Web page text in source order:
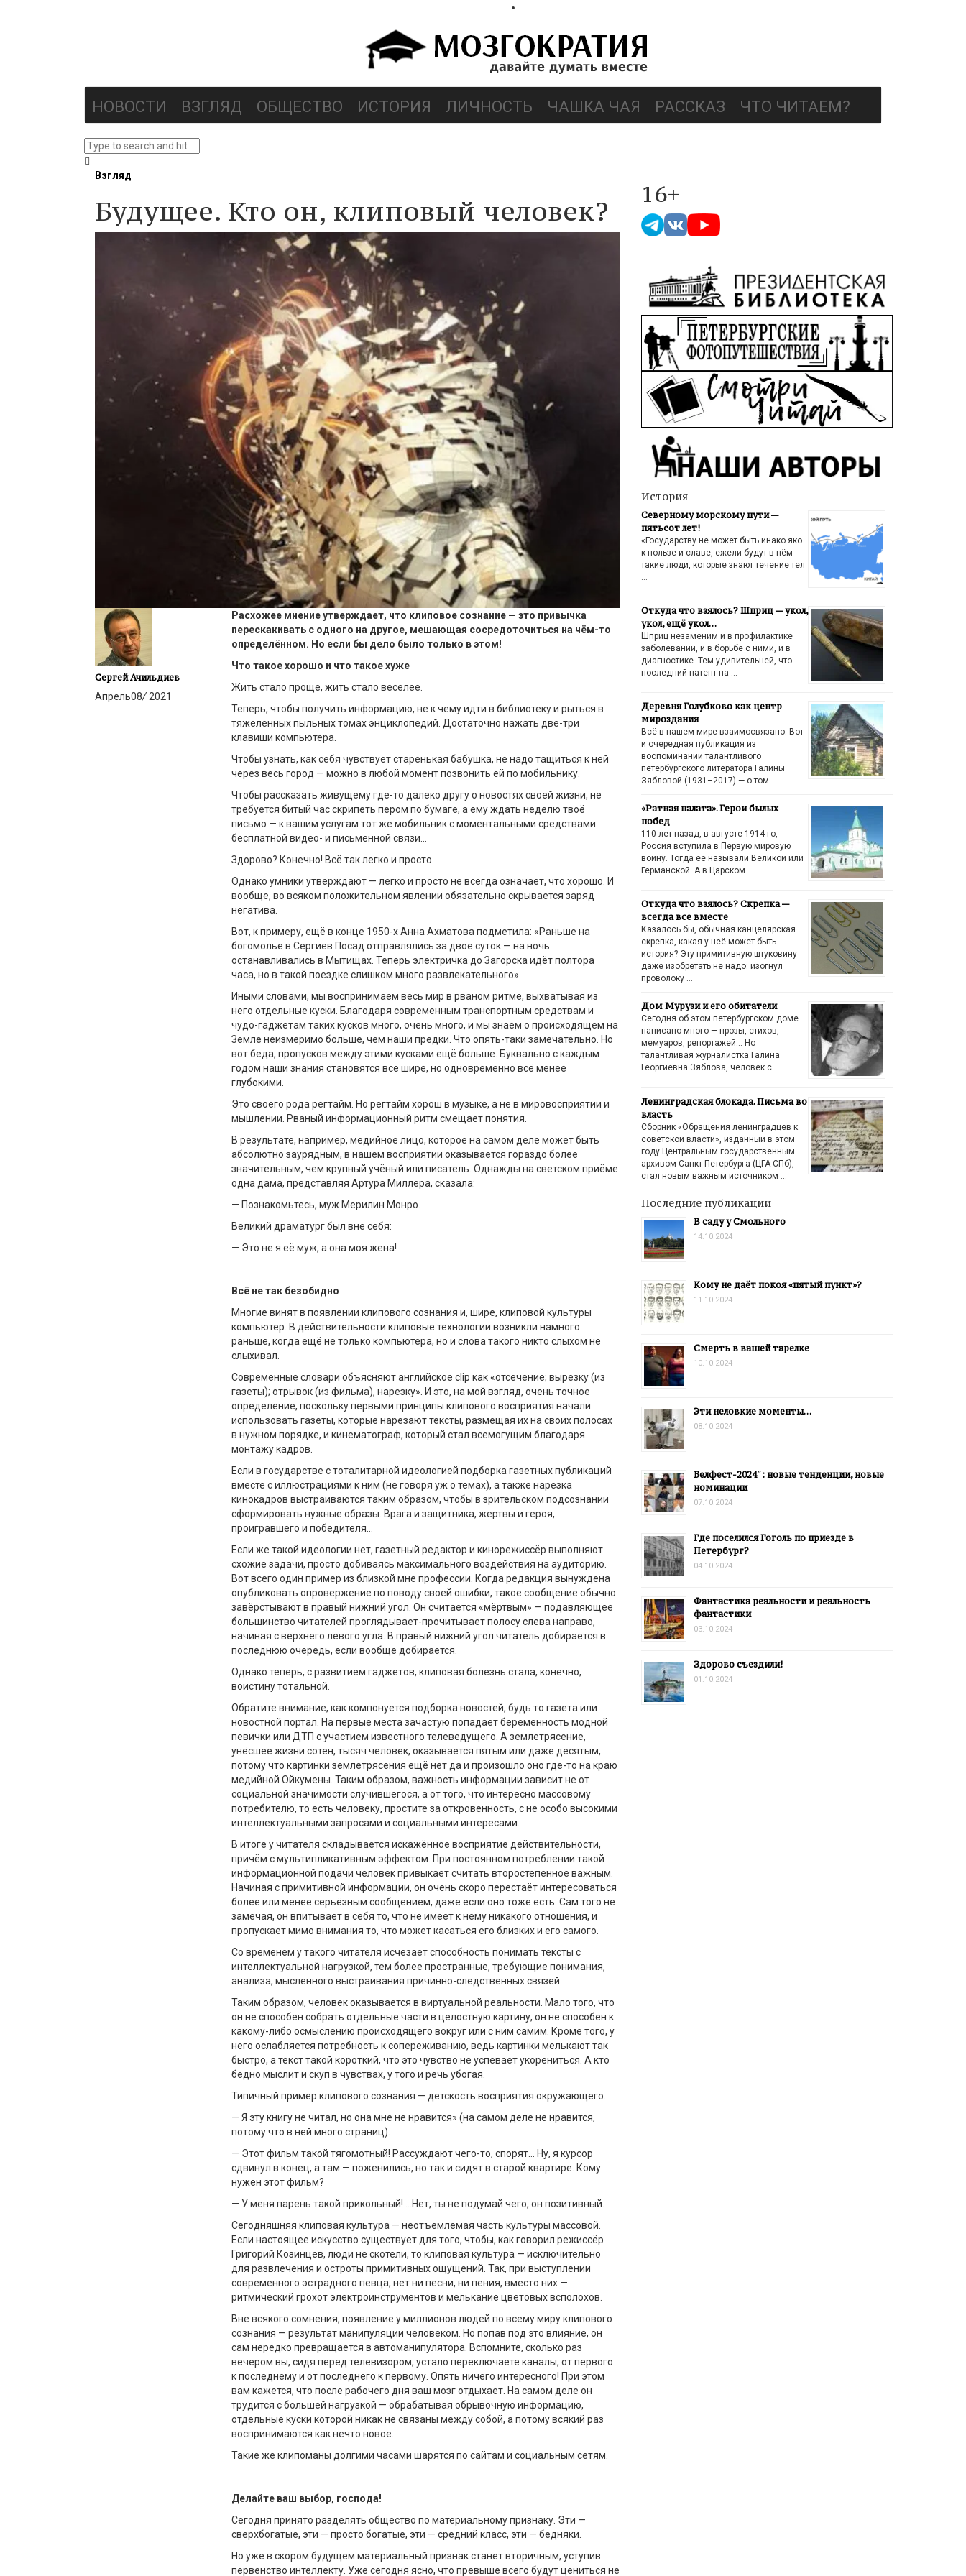
НОВОСТИ ВЗГЛЯД ОБЩЕСТВО ИСТОРИЯ ЛИЧНОСТЬ ЧАШКА ЧАЯ РАССКАЗ ЧТО ЧИТАЕМ?
Взгляд
Будущее. Кто он, клиповый человек?
Сергей Ачильдиев
Апрель08/2021
Расхожее мнение утверждает, что клиповое сознание — это привычка
перескакивать с одного на другое, мешающая сосредоточиться на чём-то
определённом. Но если бы дело было только в этом!
Что такое хорошо и что такое хуже
Жить стало проще, жить стало веселее.
Теперь, чтобы получить информацию, не к чему идти в библиотеку и рыться в
тяжеленных пыльных томах энциклопедий. Достаточно нажать две-три
клавиши компьютера.
Чтобы узнать, как себя чувствует старенькая бабушка, не надо тащиться к ней
через весь город — можно в любой момент позвонить ей по мобильнику.
Чтобы рассказать живущему где-то далеко другу о новостях своей жизни, не
требуется битый час скрипеть пером по бумаге, а ему ждать неделю твоё
письмо — к вашим услугам тот же мобильник с моментальными средствами
бесплатной видео- и письменной связи…
Здорово? Конечно! Всё так легко и просто.
Однако умники утверждают — легко и просто не всегда означает, что хорошо. И
вообще, во всяком положительном явлении обязательно скрывается заряд
негатива.
Вот, к примеру, ещё в конце 1950-х Анна Ахматова подметила: «Раньше на
богомолье в Сергиев Посад отправлялись за двое суток — на ночь
останавливались в Мытищах. Теперь электричка до Загорска идёт полтора
часа, но в такой поездке слишком много развлекательного»
Иными словами, мы воспринимаем весь мир в рваном ритме, выхватывая из
него отдельные куски. Благодаря современным транспортным средствам и
чудо-гаджетам таких кусков много, очень много, и мы знаем о происходящем на
Земле неизмеримо больше, чем наши предки. Что опять-таки замечательно. Но
вот беда, пропусков между этими кусками ещё больше. Буквально с каждым
годом наши знания становятся всё шире, но одновременно всё менее
глубокими.
Это своего рода регтайм. Но регтайм хорош в музыке, а не в мировосприятии и
мышлении. Рваный информационный ритм смещает понятия.
В результате, например, медийное лицо, которое на самом деле может быть
абсолютно заурядным, в нашем восприятии оказывается гораздо более
значительным, чем крупный учёный или писатель. Однажды на светском приёме
одна дама, представляя Артура Миллера, сказала:
— Познакомьтесь, муж Мерилин Монро.
Великий драматург был вне себя:
— Это не я её муж, а она моя жена!
Всё не так безобидно
Многие винят в появлении клипового сознания и, шире, клиповой культуры
компьютер. В действительности клиповые технологии возникли намного
раньше, когда ещё не только компьютера, но и слова такого никто слыхом не
слыхивал.
Современные словари объясняют английское сlip как «отсечение; вырезку (из
газеты); отрывок (из фильма), нарезку». И это, на мой взгляд, очень точное
определение, поскольку первыми принципы клипового восприятия начали
использовать газеты, которые нарезают тексты, размещая их на своих полосах
в нужном порядке, и кинематограф, который стал всемогущим благодаря
монтажу кадров.
Если в государстве с тоталитарной идеологией подборка газетных публикаций
вместе с иллюстрациями к ним (не говоря уж о темах), а также нарезка
кинокадров выстраиваются таким образом, чтобы в зрительском подсознании
сформировать нужные образы. Врага и защитника, жертвы и героя,
проигравшего и победителя…
Если же такой идеологии нет, газетный редактор и кинорежиссёр выполняют
схожие задачи, просто добиваясь максимального воздействия на аудиторию.
Вот всего один пример из близкой мне профессии. Когда редакция вынуждена
опубликовать опровержение по поводу своей ошибки, такое сообщение обычно
завёрстывают в правый нижний угол. Он считается «мёртвым» — подавляющее
большинство читателей проглядывает-прочитывает полосу слева направо,
начиная с верхнего левого угла. В правый нижний угол читатель добирается в
последнюю очередь, если вообще добирается.
Однако теперь, с развитием гаджетов, клиповая болезнь стала, конечно,
воистину тотальной.
Обратите внимание, как компонуется подборка новостей, будь то газета или
новостной портал. На первые места зачастую попадает беременность модной
певички или ДТП с участием известного телеведущего. А землетрясение,
унёсшее жизни сотен, тысяч человек, оказывается пятым или даже десятым,
потому что картинки землетрясения ещё нет да и произошло оно где-то на краю
медийной Ойкумены. Таким образом, важность информации зависит не от
социальной значимости случившегося, а от того, что интересно массовому
потребителю, то есть человеку, простите за откровенность, с не особо высокими
интеллектуальными запросами и социальными интересами.
В итоге у читателя складывается искажённое восприятие действительности,
причём с мультипликативным эффектом. При постоянном потреблении такой
информационной подачи человек привыкает считать второстепенное важным.
Начиная с примитивной информации, он очень скоро перестаёт интересоваться
более или менее серьёзным сообщением, даже если оно тоже есть. Сам того не
замечая, он впитывает в себя то, что не имеет к нему никакого отношения, и
пропускает мимо внимания то, что может касаться его близких и его самого.
Со временем у такого читателя исчезает способность понимать тексты с
интеллектуальной нагрузкой, тем более пространные, требующие понимания,
анализа, мысленного выстраивания причинно-следственных связей.
Таким образом, человек оказывается в виртуальной реальности. Мало того, что
он не способен собрать отдельные части в целостную картину, он не способен к
какому-либо осмыслению происходящего вокруг или с ним самим. Кроме того, у
него ослабляется потребность к сопереживанию, ведь картинки мелькают так
быстро, а текст такой короткий, что это чувство не успевает укорениться. А кто
бедно мыслит и скуп в чувствах, у того и речь убогая.
Типичный пример клипового сознания — детскость восприятия окружающего.
— Я эту книгу не читал, но она мне не нравится» (на самом деле не нравится,
потому что в ней много страниц).
— Этот фильм такой тягомотный! Рассуждают чего-то, спорят… Ну, я курсор
сдвинул в конец, а там — поженились, но так и сидят в старой квартире. Кому
нужен этот фильм?
— У меня парень такой прикольный! …Нет, ты не подумай чего, он позитивный.
Сегодняшняя клиповая культура — неотъемлемая часть культуры массовой.
Если настоящее искусство существует для того, чтобы, как говорил режиссёр
Григорий Козинцев, люди не скотели, то клиповая культура — исключительно
для развлечения и остроты примитивных ощущений. Так, при выступлении
современного эстрадного певца, нет ни песни, ни пения, вместо них —
ритмический грохот электроинструментов и мелькание цветовых всполохов.
Вне всякого сомнения, появление у миллионов людей по всему миру клипового
сознания — результат манипуляции человеком. Но попав под это влияние, он
сам нередко превращается в автоманипулятора. Вспомните, сколько раз
вечером вы, сидя перед телевизором, устало переключаете каналы, от первого
к последнему и от последнего к первому. Опять ничего интересного! При этом
вам кажется, что после рабочего дня ваш мозг отдыхает. На самом деле он
трудится с большей нагрузкой — обрабатывая обрывочную информацию,
отдельные куски которой никак не связаны между собой, а потому всякий раз
воспринимаются как нечто новое.
Такие же клипоманы долгими часами шарятся по сайтам и социальным сетям.
Делайте ваш выбор, господа!
Сегодня принято разделять общество по материальному признаку. Эти —
сверхбогатые, эти — просто богатые, эти — средний класс, эти — бедняки.
Но уже в скором будущем материальный признак станет вторичным, уступив
первенство интеллекту. Уже сегодня ясно, что превыше всего будут цениться не
16+
История
Северному морскому пути —
пятьсот лет!
«Государству не может быть инако яко
к пользе и славе, ежели будут в нём
такие люди, которые знают течение тел
Откуда что взялось? Шприц — укол,
укол, ещё укол…
Шприц незаменим и в профилактике
заболеваний, и в борьбе с ними, и в
диагностике. Тем удивительней, что
последний патент на …
Деревня Голубково как центр
мироздания
Всё в нашем мире взаимосвязано. Вот
и очередная публикация из
воспоминаний талантливого
петербургского литератора Галины
Зябловой (1931–2017) — о том …
«Ратная палата». Герои былых
побед
110 лет назад, в августе 1914-го,
Россия вступила в Первую мировую
войну. Тогда её называли Великой или
Германской. А в Царском …
Откуда что взялось? Скрепка —
всегда все вместе
Казалось бы, обычная канцелярская
скрепка, какая у неё может быть
история? Эту примитивную штуковину
даже изобретать не надо: изогнул
проволоку …
Дом Мурузи и его обитатели
Сегодня об этом петербургском доме
написано много — прозы, стихов,
мемуаров, репортажей… Но
талантливая журналистка Галина
Георгиевна Зяблова, человек с …
Ленинградская блокада. Письма во
власть
Сборник «Обращения ленинградцев к
советской власти», изданный в этом
году Центральным государственным
архивом Санкт-Петербурга (ЦГА СПб),
стал новым важным источником …
Последние публикации
В саду у Смольного
14.10.2024
Кому не даёт покоя «пятый пункт»?
11.10.2024
Смерть в вашей тарелке
10.10.2024
Эти неловкие моменты…
08.10.2024
Белфест-2024″: новые тенденции, новые
номинации
07.10.2024
Где поселился Гоголь по приезде в
Петербург?
04.10.2024
Фантастика реальности и реальность
фантастики
03.10.2024
Здорово съездили!
01.10.2024